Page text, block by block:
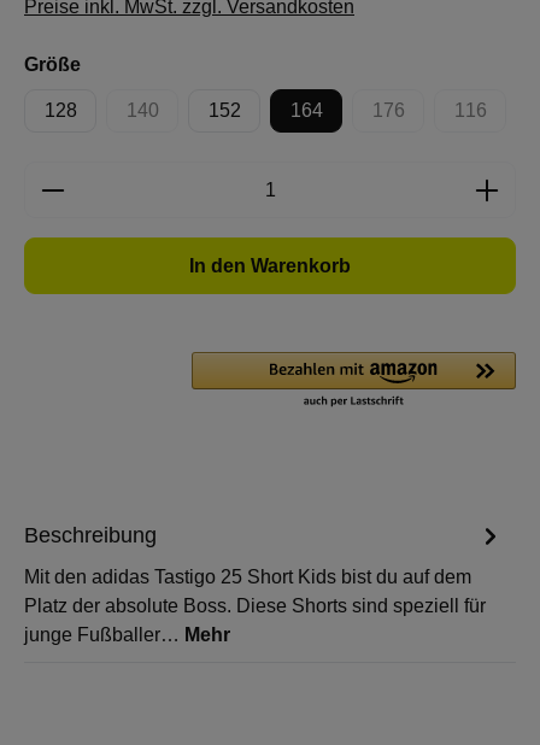
Preise inkl. MwSt. zzgl. Versandkosten
Größeauswählen
128 140
(Diese Option ist zurzeit nicht verfügbar.)
152 164 176
(Diese Option ist
116
(Diese
Produkt Anzahl: Gib den gewünschten
In den Warenkorb
Beschreibung
Mit den adidas Tastigo 25 Short Kids bist du auf dem
Platz der absolute Boss. Diese Shorts sind speziell für
junge Fußballer… Mehr